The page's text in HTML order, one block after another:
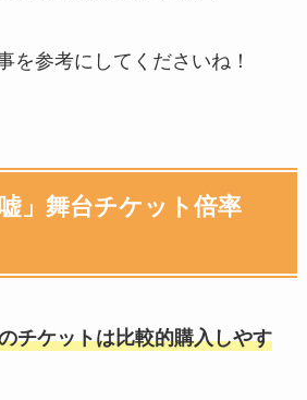
を参考にしてくださいね！
」舞台チケット倍率
チケットは比較的購入しやす